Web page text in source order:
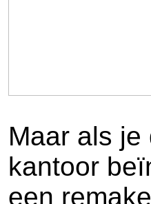
Maar als
kantoor
een